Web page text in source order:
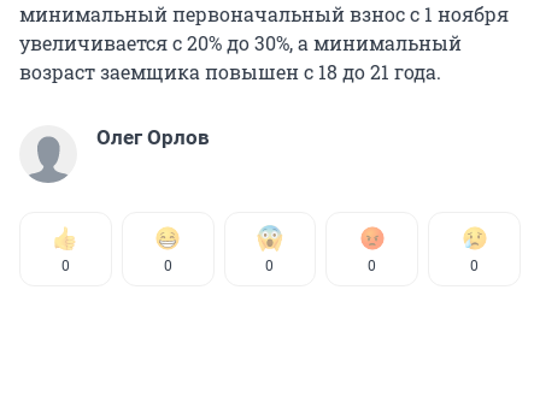
минимальный первоначальный взнос с 1 ноября
увеличивается с 20% до 30%, а минимальный
возраст заемщика повышен с 18 до 21 года.
Олег Орлов
0 0 0 0 0